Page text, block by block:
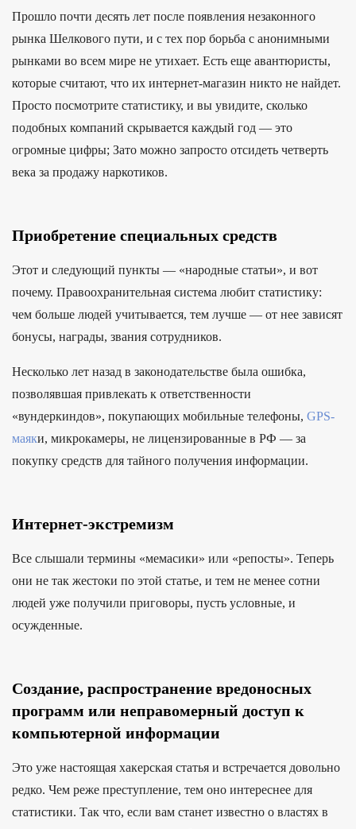
Прошло почти десять лет после появления незаконного
рынка Шелкового пути, и с тех пор борьба с анонимными
рынками во всем мире не утихает. Есть еще авантюристы,
которые считают, что их интернет-магазин никто не найдет.
Просто посмотрите статистику, и вы увидите, сколько
подобных компаний скрывается каждый год — это
огромные цифры; Зато можно запросто отсидеть четверть
века за продажу наркотиков.
Приобретение специальных средств
Этот и следующий пункты — «народные статьи», и вот
почему. Правоохранительная система любит статистику:
чем больше людей учитывается, тем лучше — от нее зависят
бонусы, награды, звания сотрудников.
Несколько лет назад в законодательстве была ошибка,
позволявшая привлекать к ответственности
«вундеркиндов», покупающих мобильные телефоны, GPS-
маяки, микрокамеры, не лицензированные в РФ — за
покупку средств для тайного получения информации.
Интернет-экстремизм
Все слышали термины «мемасики» или «репосты». Теперь
они не так жестоки по этой статье, и тем не менее сотни
людей уже получили приговоры, пусть условные, и
осужденные.
Создание, распространение вредоносных
программ или неправомерный доступ к
компьютерной информации
Это уже настоящая хакерская статья и встречается довольно
редко. Чем реже преступление, тем оно интереснее для
статистики. Так что, если вам станет известно о властях в